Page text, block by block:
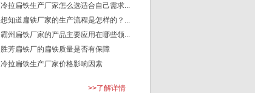
冷拉扁铁生产厂家怎么选适合自己需求...
想知道扁铁厂家的生产流程是怎样的？...
霸州扁铁厂家的产品主要应用在哪些领...
胜芳扁铁厂的扁铁质量是否有保障
冷拉扁铁生产厂家价格影响因素
>>了解详情